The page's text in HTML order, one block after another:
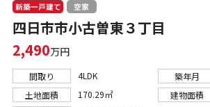
新築一戸建て 空家
四日市市小古曽東３丁目
2,490万円
間取り 4LDK
築年月
土地面積
170.29㎡ 建物面積